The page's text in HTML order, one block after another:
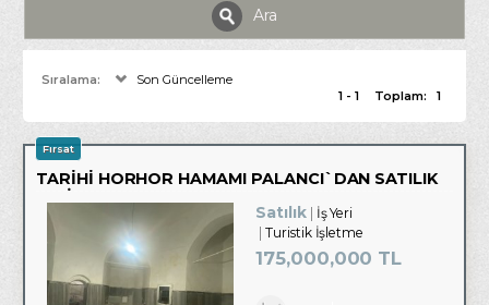
Ara
Sıralama:
Son Güncelleme
1 - 1
Toplam: 1
Fırsat
TARİHİ HORHOR HAMAMI PALANCI`DAN SATILIK
EŞSİZ YATIRIM FIRSATI
Satılık
İş Yeri
Turistik İşletme
175,000,000 TL